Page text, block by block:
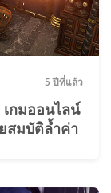
5 ปีที่แล้ว
กมออนไลน์
สมบัติล้ำค่า